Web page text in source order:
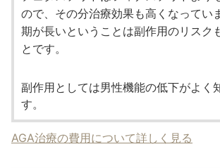
ので、その分治療効果も高くなってい
期が長いということは副作用のリスク
とです。
副作用としては男性機能の低下がよく
す。
AGA治療の費用について詳しく見る